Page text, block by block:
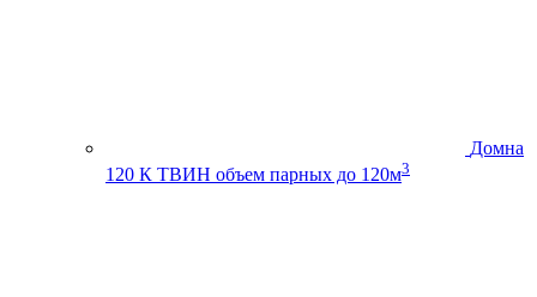
Домна
120 К ТВИН объем парных до 120м3